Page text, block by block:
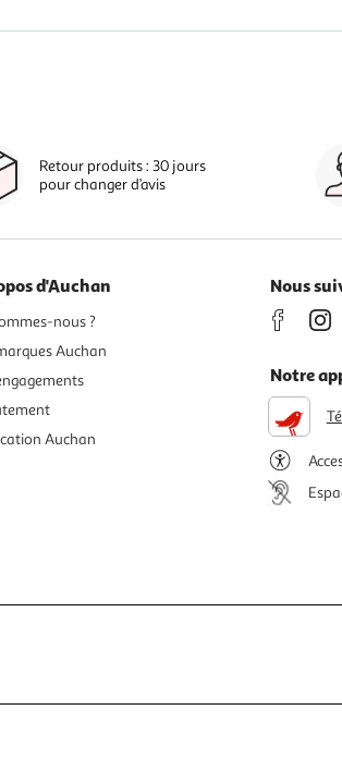
Retour produits : 30 jours
pour changer d’avis
d'Auchan
nous ?
Auchan
Auchan
Nous
Notre